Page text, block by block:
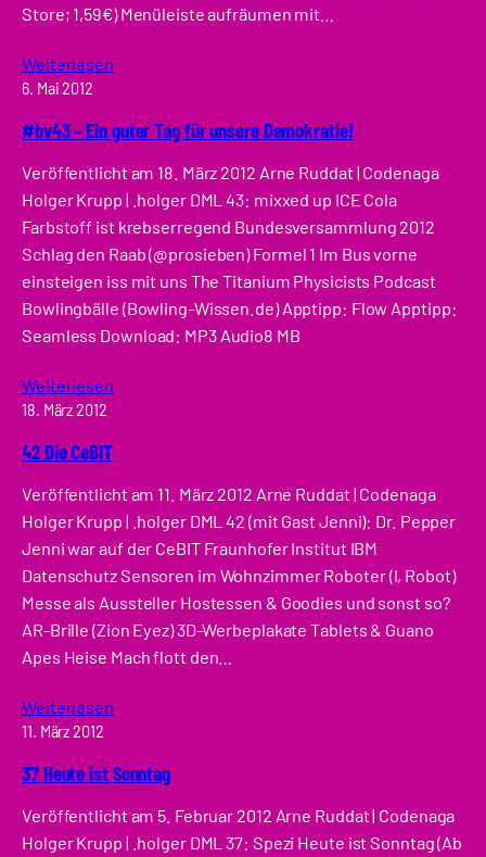
Store; 1,59€) Menüleiste aufräumen mit…
Weiterlesen
6. Mai 2012
#bv43 – Ein guter Tag für unsere Demokratie!
Veröffentlicht am 18. März 2012 Arne Ruddat | Codenaga
Holger Krupp | .holger DML 43: mixxed up ICE Cola
Farbstoff ist krebserregend Bundesversammlung 2012
Schlag den Raab (@prosieben) Formel 1 Im Bus vorne
einsteigen iss mit uns The Titanium Physicists Podcast
Bowlingbälle (Bowling-Wissen.de) Apptipp: Flow Apptipp:
Seamless Download: MP3 Audio8 MB
Weiterlesen
18. März 2012
42 Die CeBIT
Veröffentlicht am 11. März 2012 Arne Ruddat | Codenaga
Holger Krupp | .holger DML 42 (mit Gast Jenni): Dr. Pepper
Jenni war auf der CeBIT Fraunhofer Institut IBM
Datenschutz Sensoren im Wohnzimmer Roboter (I, Robot)
Messe als Aussteller Hostessen & Goodies und sonst so?
AR-Brille (Zion Eyez) 3D-Werbeplakate Tablets & Guano
Apes Heise Mach flott den…
Weiterlesen
11. März 2012
37 Heute ist Sonntag
Veröffentlicht am 5. Februar 2012 Arne Ruddat | Codenaga
Holger Krupp | .holger DML 37: Spezi Heute ist Sonntag (Ab